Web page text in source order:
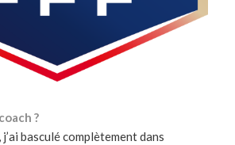
?
basculé complètement dans